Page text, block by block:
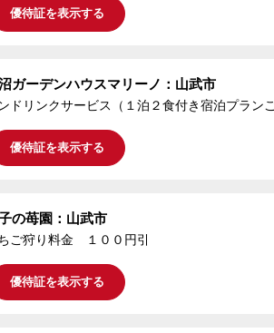
優待証を表示する
ガーデンハウスマリーノ：山武市
ドリンクサービス（１泊２食付き宿泊プラ
優待証を表示する
の苺園：山武市
ご狩り料金 １００円引
優待証を表示する